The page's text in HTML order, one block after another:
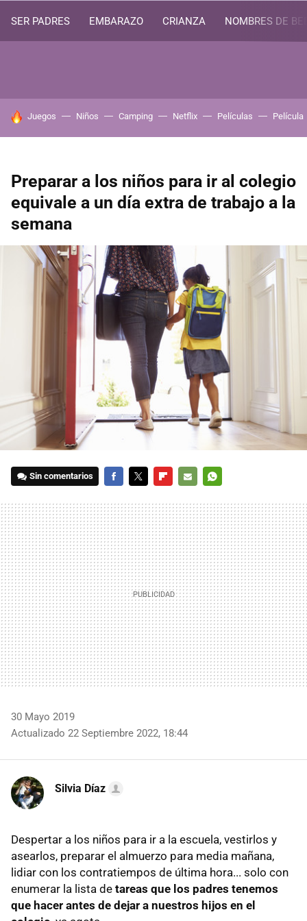
SER PADRES EMBARAZO CRIANZA NOMBRES DE
HOY SE HABLA DE
Juegos Niños Camping Netflix Películas Película
Preparar a los niños para ir al colegio
equivale a un día extra de trabajo a la
semana
Sin comentarios
MAIL
30 Mayo 2019
Actualizado 22 Septiembre 2022, 18:44
Silvia Díaz
Despertar a los niños para ir a la escuela, vestirlos y
asearlos, preparar el almuerzo para media mañana,
lidiar con los contratiempos de última hora... solo con
enumerar la lista de tareas que los padres tenemos
que hacer antes de dejar a nuestros hijos en el